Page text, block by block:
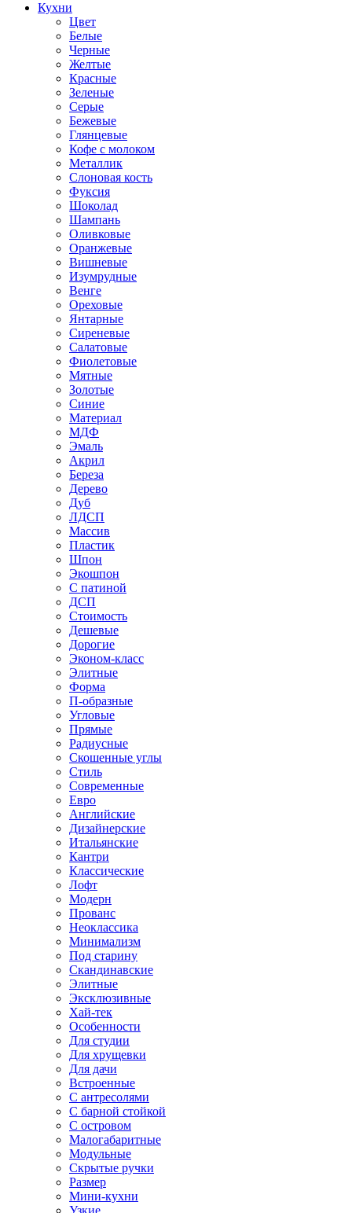
Кухни
Цвет
Белые
Черные
Желтые
Красные
Зеленые
Серые
Бежевые
Глянцевые
Кофе с молоком
Металлик
Слоновая кость
Фуксия
Шоколад
Шампань
Оливковые
Оранжевые
Вишневые
Изумрудные
Венге
Ореховые
Янтарные
Сиреневые
Салатовые
Фиолетовые
Мятные
Золотые
Синие
Материал
МДФ
Эмаль
Акрил
Береза
Дерево
Дуб
ЛДСП
Массив
Пластик
Шпон
Экошпон
С патиной
ДСП
Стоимость
Дешевые
Дорогие
Эконом-класс
Элитные
Форма
П-образные
Угловые
Прямые
Радиусные
Скошенные углы
Стиль
Современные
Евро
Английские
Дизайнерские
Итальянские
Кантри
Классические
Лофт
Модерн
Прованс
Неоклассика
Минимализм
Под старину
Скандинавские
Элитные
Эксклюзивные
Хай-тек
Особенности
Для студии
Для хрущевки
Для дачи
Встроенные
С антресолями
С барной стойкой
С островом
Малогабаритные
Модульные
Скрытые ручки
Размер
Мини-кухни
Узкие